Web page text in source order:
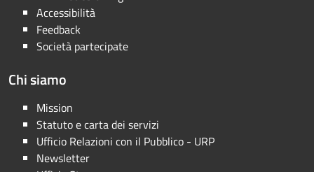
Accessibilità
Feedback
Società partecipate
Chi siamo
Mission
Statuto e carta dei servizi
Ufficio Relazioni con il Pubblico - URP
Newsletter